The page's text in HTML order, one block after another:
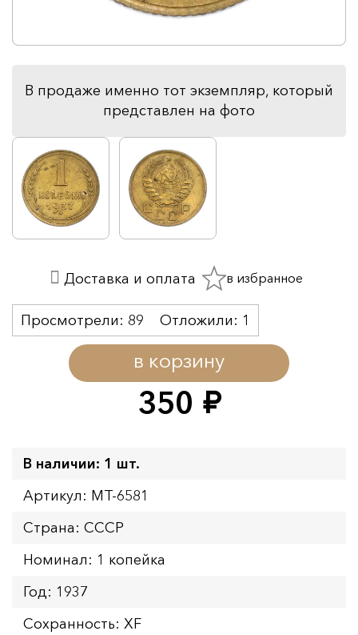
В продаже именно тот экземпляр, который
представлен на фото
350 руб.
в корзину
Просмотрели: 89 Отложили: 1
Доставка и оплата в избранное
В наличии: 1 шт.
Артикул: MT-6581
Страна: СССР
Номинал: 1 копейка
Год: 1937
Сохранность: XF